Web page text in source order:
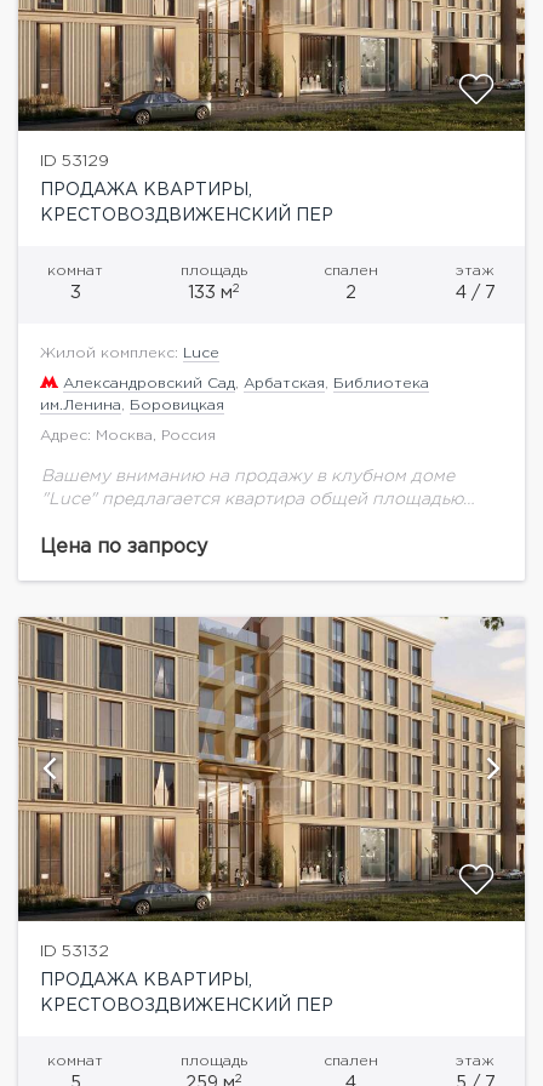
ID 53129
ПРОДАЖА КВАРТИРЫ,
КРЕСТОВОЗДВИЖЕНСКИЙ ПЕР
комнат
3
площадь
133 м2
спален
2
этаж
4 / 7
Жилой комплекс: Luce
Александровский Сад Арбатская
Библиотека
им.Ленина
Боровицкая
Адрес: Москва, Россия
Вашему вниманию на продажу в клубном доме
"Luce" предлагается квартира общей площадью
Крестовоздвиженском переулке Москвы — это
Цена по запросу
ID 53132
ПРОДАЖА КВАРТИРЫ,
КРЕСТОВОЗДВИЖЕНСКИЙ ПЕР
комнат
5
площадь
259 м2
спален
4
этаж
5 / 7